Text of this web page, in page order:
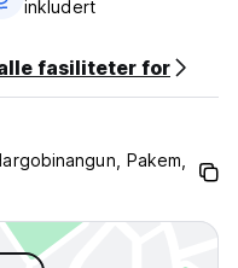
inkludert
fasiliteter for
Pakem,